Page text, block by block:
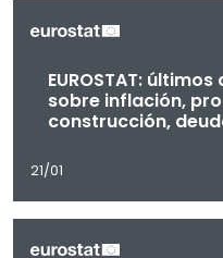
EUROSTAT:
sobre inflación,
construcción,
21/01